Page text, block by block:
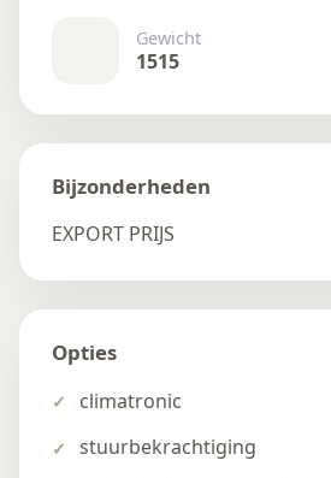
Gewicht
1515
Bijzonderheden
EXPORT PRIJS
Opties
climatronic
stuurbekrachtiging